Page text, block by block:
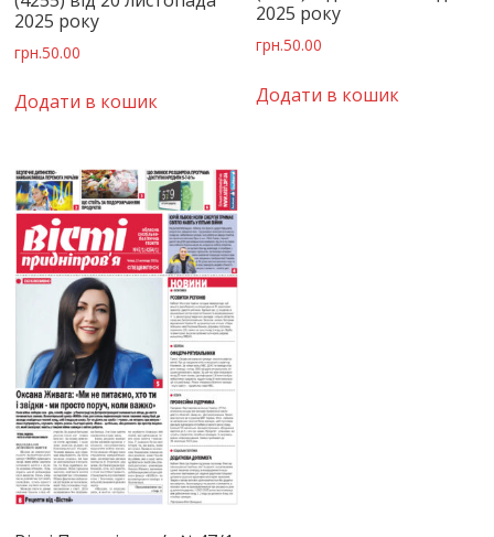
2025 року
грн.50.00
Додати в кошик
2025 року
грн.50.00
Додати в кошик